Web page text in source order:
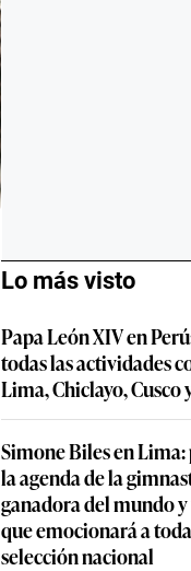
Lo más visto
Papa León XIV en
todas las actividades
Lima, Chiclayo, Cusco
Simone Biles en Lima:
la agenda de la
ganadora del mundo
que emocionará a
selección nacional